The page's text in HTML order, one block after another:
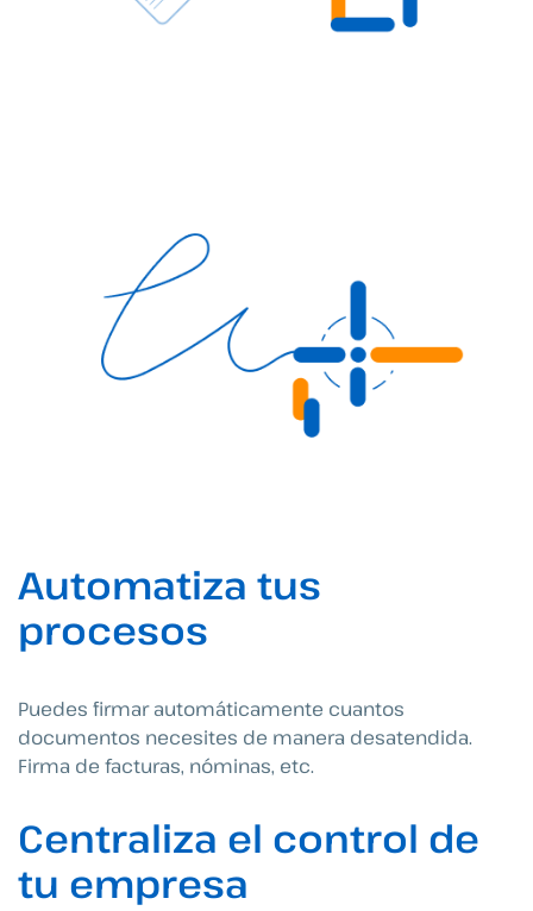
Automatiza tus
procesos
Puedes firmar automáticamente cuantos
documentos necesites de manera desatendida.
Firma de facturas, nóminas, etc.
Centraliza el control de
tu empresa